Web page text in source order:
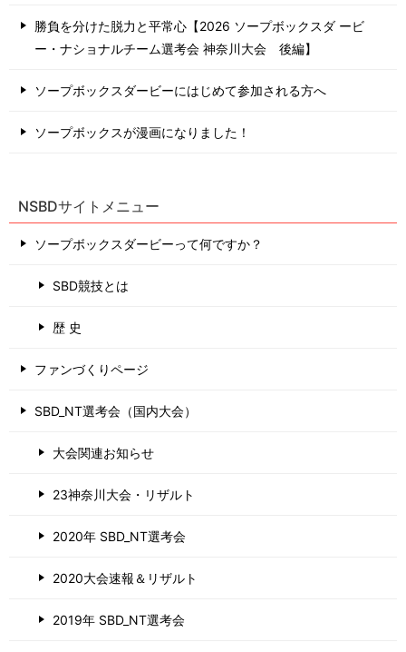
勝負を分けた脱力と平常心【2026 ソープボックスダ ービ
ー・ナショナルチーム選考会 神奈川⼤会 後編】
ソープボックスダービーにはじめて参加される方へ
ソープボックスが漫画になりました！
NSBDサイトメニュー
ソープボックスダービーって何ですか？
SBD競技とは
歴 史
ファンづくりページ
SBD_NT選考会（国内大会）
大会関連お知らせ
23神奈川大会・リザルト
2020年 SBD_NT選考会
2020大会速報＆リザルト
2019年 SBD_NT選考会